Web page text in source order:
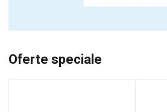
Oferte speciale